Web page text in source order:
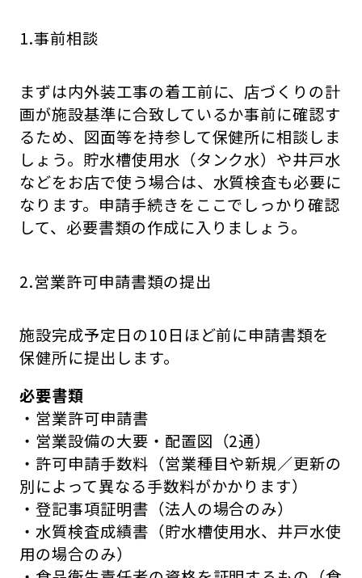
1.事前相談
まずは内外装工事の着工前に、店づくりの計
画が施設基準に合致しているか事前に確認す
るため、図面等を持参して保健所に相談しま
しょう。貯水槽使用水（タンク水）や井戸水
などをお店で使う場合は、水質検査も必要に
なります。申請手続きをここでしっかり確認
して、必要書類の作成に入りましょう。
2.営業許可申請書類の提出
施設完成予定日の10日ほど前に申請書類を
保健所に提出します。
必要書類
・営業許可申請書
・営業設備の大要・配置図（2通）
・許可申請手数料（営業種目や新規／更新の
別によって異なる手数料がかかります）
・登記事項証明書（法人の場合のみ）
・水質検査成績書（貯水槽使用水、井戸水使
用の場合のみ）